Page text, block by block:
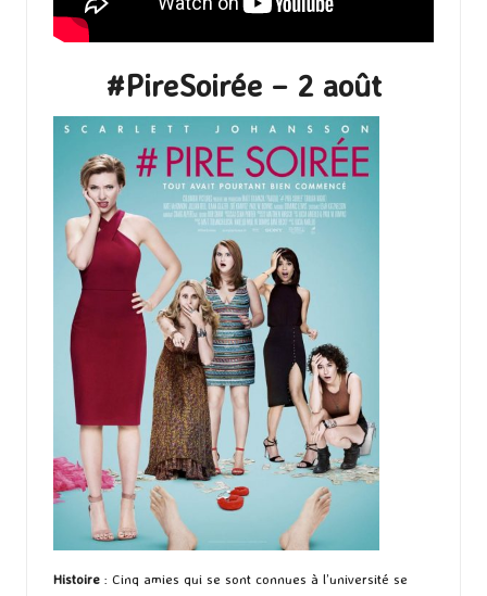
#PireSoirée – 2 août
Histoire : Cinq amies qui se sont connues à l’université se